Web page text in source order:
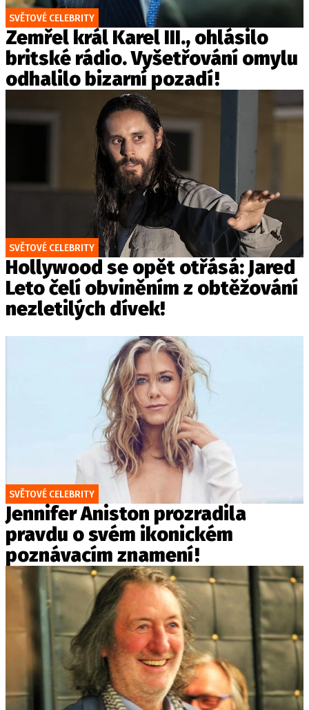
SVĚTOVÉ CELEBRITY
Zemřel král Karel III., ohlásilo
britské rádio. Vyšetřování omylu
odhalilo bizarní pozadí!
SVĚTOVÉ CELEBRITY
Hollywood se opět otřásá: Jared
Leto čelí obviněním z obtěžování
nezletilých dívek!
SVĚTOVÉ CELEBRITY
Jennifer Aniston prozradila
pravdu o svém ikonickém
poznávacím znamení!